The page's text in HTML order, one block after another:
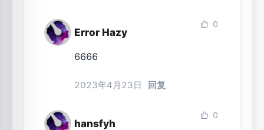
Error Hazy
0
6666
2023年4月23日 回复
hansfyh
0